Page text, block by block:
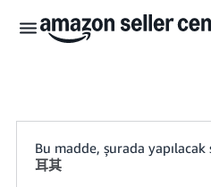
Bu madde, şurada yapılacak
耳其